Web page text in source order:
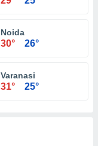
Noida
30° 26°
Varanasi
31° 25°